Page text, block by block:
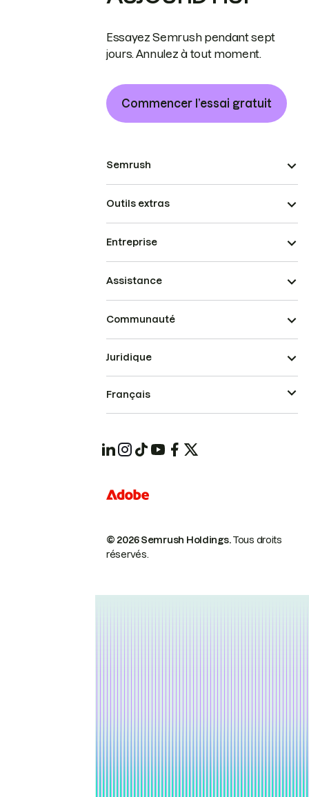
Essayez Semrush pendant sept
jours. Annulez à tout moment.
Commencer l’essai gratuit
Semrush
Outils extras
Entreprise
Assistance
Communauté
© 2026 Semrush Holdings.Tous droits
réservés.
Juridique
Français